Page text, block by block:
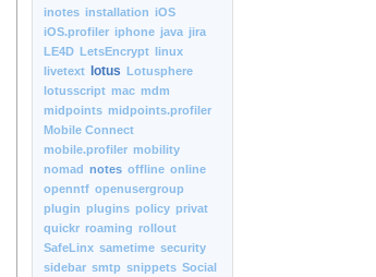
inotes installation iOS
iOS.profiler iphone java jira
LE4D LetsEncrypt linux
livetext
lotus Lotusphere
lotusscript mac mdm
midpoints midpoints.profiler
Mobile Connect
mobile.profiler mobility
nomad notes offline online
openntf openusergroup
plugin plugins policy privat
quickr roaming rollout
SafeLinx sametime security
sidebar smtp snippets Social